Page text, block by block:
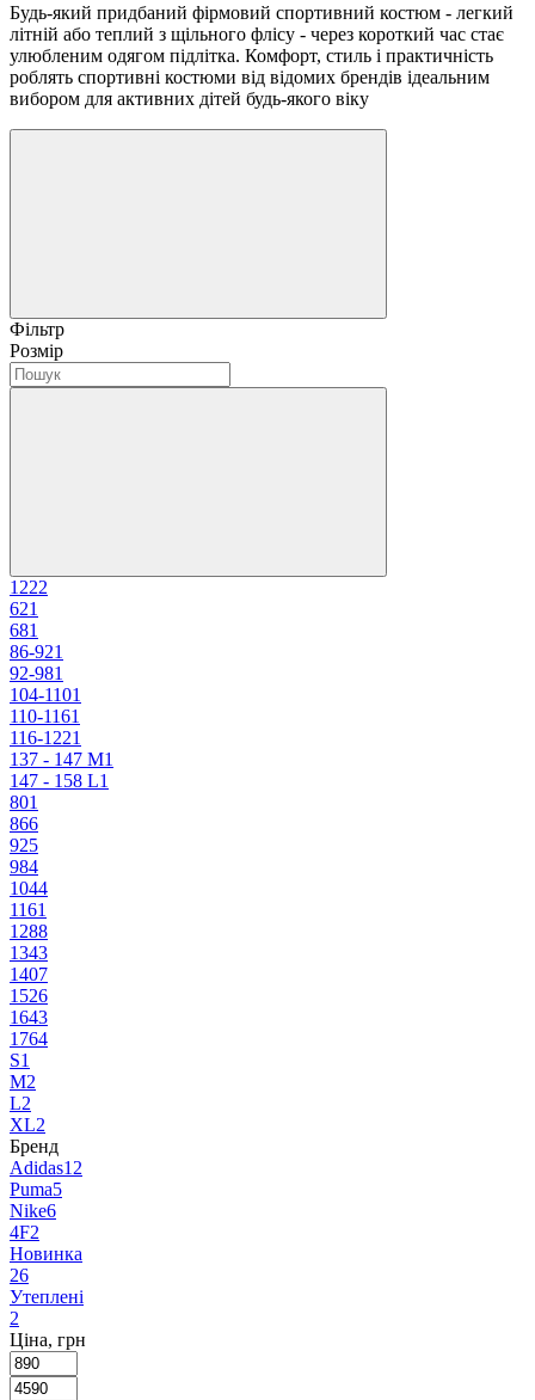
Будь-який придбаний фірмовий спортивний костюм - легкий
літній або теплий з щільного флісу - через короткий час стає
улюбленим одягом підлітка. Комфорт, стиль і практичність
роблять спортивні костюми від відомих брендів ідеальним
вибором для активних дітей будь-якого віку
Фільтр
Розмір
1222
621
681
86-921
92-981
104-1101
110-1161
116-1221
137 - 147 M1
147 - 158 L1
801
866
925
984
1044
1161
1288
1343
1407
1526
1643
1764
S1
M2
L2
XL2
Бренд
Adidas12
Puma5
Nike6
4F2
Новинка
26
Утеплені
2
Ціна, грн